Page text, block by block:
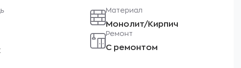
Материал
Монолит/Кирпич
Ремонт
С ремонтом